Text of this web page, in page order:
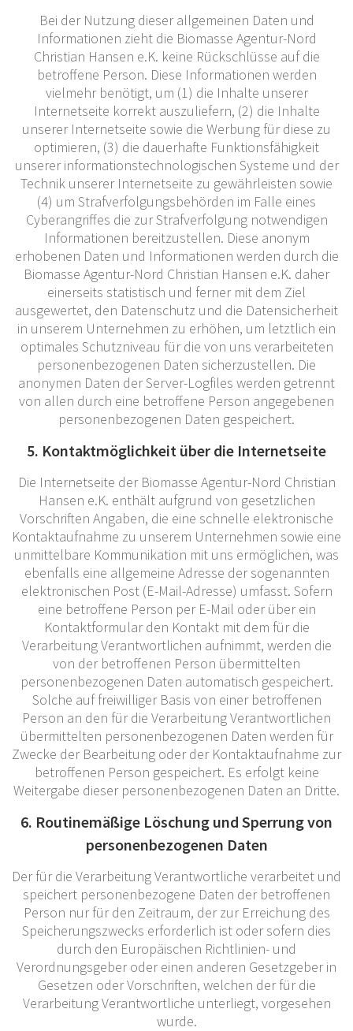
Bei der Nutzung dieser allgemeinen Daten und
Informationen zieht die Biomasse Agentur-Nord
Christian Hansen e.K. keine Rückschlüsse auf die
betroffene Person. Diese Informationen werden
vielmehr benötigt, um (1) die Inhalte unserer
Internetseite korrekt auszuliefern, (2) die Inhalte
unserer Internetseite sowie die Werbung für diese zu
optimieren, (3) die dauerhafte Funktionsfähigkeit
unserer informationstechnologischen Systeme und der
Technik unserer Internetseite zu gewährleisten sowie
(4) um Strafverfolgungsbehörden im Falle eines
Cyberangriffes die zur Strafverfolgung notwendigen
Informationen bereitzustellen. Diese anonym
erhobenen Daten und Informationen werden durch die
Biomasse Agentur-Nord Christian Hansen e.K. daher
einerseits statistisch und ferner mit dem Ziel
ausgewertet, den Datenschutz und die Datensicherheit
in unserem Unternehmen zu erhöhen, um letztlich ein
optimales Schutzniveau für die von uns verarbeiteten
personenbezogenen Daten sicherzustellen. Die
anonymen Daten der Server-Logfiles werden getrennt
von allen durch eine betroffene Person angegebenen
personenbezogenen Daten gespeichert.
5. Kontaktmöglichkeit über die Internetseite
Die Internetseite der Biomasse Agentur-Nord Christian
Hansen e.K. enthält aufgrund von gesetzlichen
Vorschriften Angaben, die eine schnelle elektronische
Kontaktaufnahme zu unserem Unternehmen sowie eine
unmittelbare Kommunikation mit uns ermöglichen, was
ebenfalls eine allgemeine Adresse der sogenannten
elektronischen Post (E-Mail-Adresse) umfasst. Sofern
eine betroffene Person per E-Mail oder über ein
Kontaktformular den Kontakt mit dem für die
Verarbeitung Verantwortlichen aufnimmt, werden die
von der betroffenen Person übermittelten
personenbezogenen Daten automatisch gespeichert.
Solche auf freiwilliger Basis von einer betroffenen
Person an den für die Verarbeitung Verantwortlichen
übermittelten personenbezogenen Daten werden für
Zwecke der Bearbeitung oder der Kontaktaufnahme zur
betroffenen Person gespeichert. Es erfolgt keine
Weitergabe dieser personenbezogenen Daten an Dritte.
6. Routinemäßige Löschung und Sperrung von
personenbezogenen Daten
Der für die Verarbeitung Verantwortliche verarbeitet und
speichert personenbezogene Daten der betroffenen
Person nur für den Zeitraum, der zur Erreichung des
Speicherungszwecks erforderlich ist oder sofern dies
durch den Europäischen Richtlinien- und
Verordnungsgeber oder einen anderen Gesetzgeber in
Gesetzen oder Vorschriften, welchen der für die
Verarbeitung Verantwortliche unterliegt, vorgesehen
wurde.